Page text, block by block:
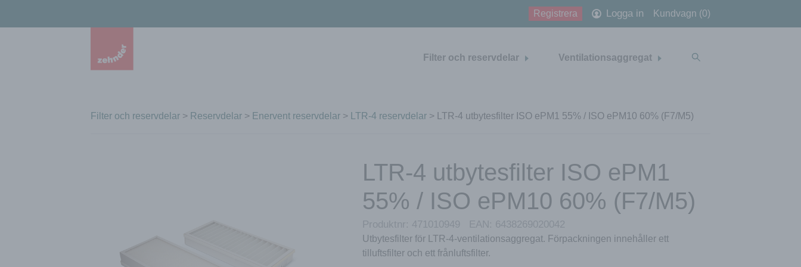
Filter och reservdelar Ventilationsaggregat
Registrera Logga in Kundvagn (0)
Filter och reservdelar > Reservdelar > Enervent reservdelar > LTR-4 reservdelar > LTR-4 utbytesfilter ISO ePM1 55% / ISO ePM10 60% (F7/M5)
LTR-4 utbytesfilter ISO ePM1
55% / ISO ePM10 60% (F7/M5)
Produktnr: 471010949 EAN: 6438269020042
Utbytesfilter för LTR-4-ventilationsaggregat. Förpackningen innehåller ett
tilluftsfilter och ett frånluftsfilter.